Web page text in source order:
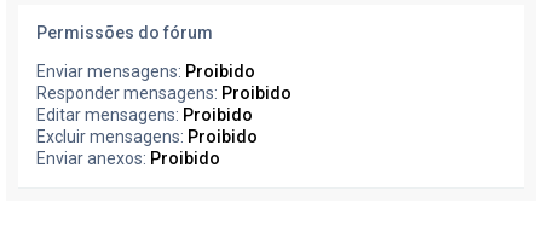
Permissões do fórum
Enviar mensagens: Proibido
Responder mensagens: Proibido
Editar mensagens: Proibido
Excluir mensagens: Proibido
Enviar anexos: Proibido